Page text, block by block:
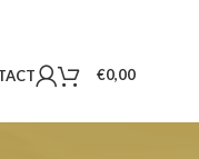
€0,00